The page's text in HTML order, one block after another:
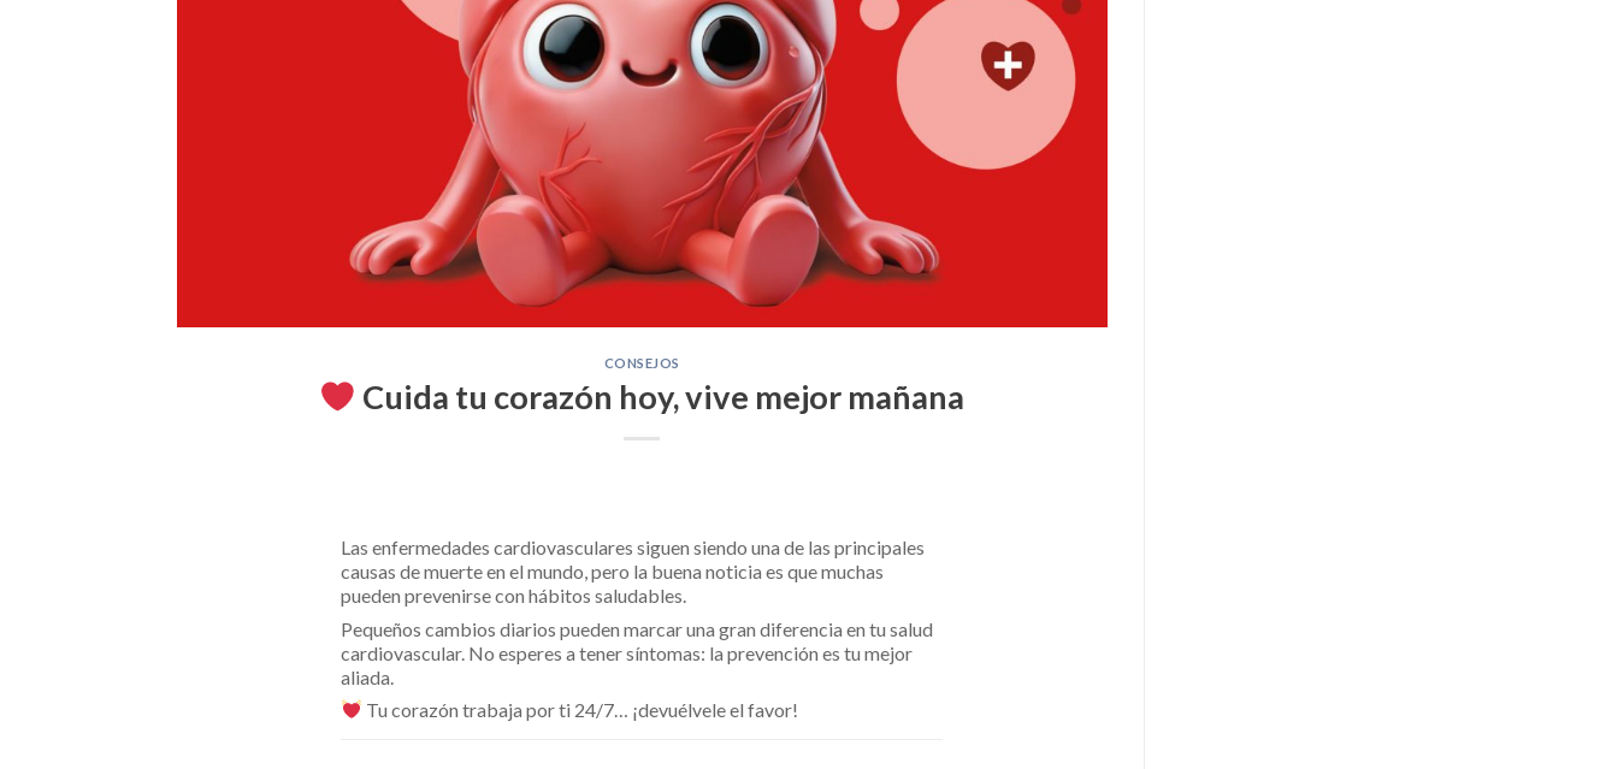
CONSEJOS
Cuida tu corazón hoy, vive mejor mañana
Las enfermedades cardiovasculares siguen siendo una de las principales
causas de muerte en el mundo, pero la buena noticia es que muchas
pueden prevenirse con hábitos saludables.
Pequeños cambios diarios pueden marcar una gran diferencia en tu salud
cardiovascular. No esperes a tener síntomas: la prevención es tu mejor
aliada.
Tu corazón trabaja por ti 24/7… ¡devuélvele el favor!